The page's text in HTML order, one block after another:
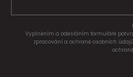
Vyplněním a odesláním formuláře
zpracování a ochraně osobních